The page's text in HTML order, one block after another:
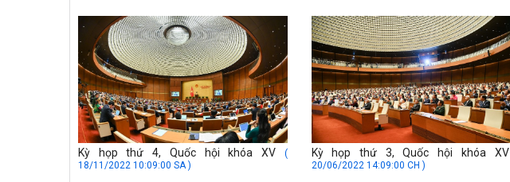
Kỳ họp thứ 4, Quốc hội khóa XV (
18/11/2022 10:09:00 SA )
Kỳ họp thứ 3, Quốc hội khóa XV
20/06/2022 14:09:00 CH )